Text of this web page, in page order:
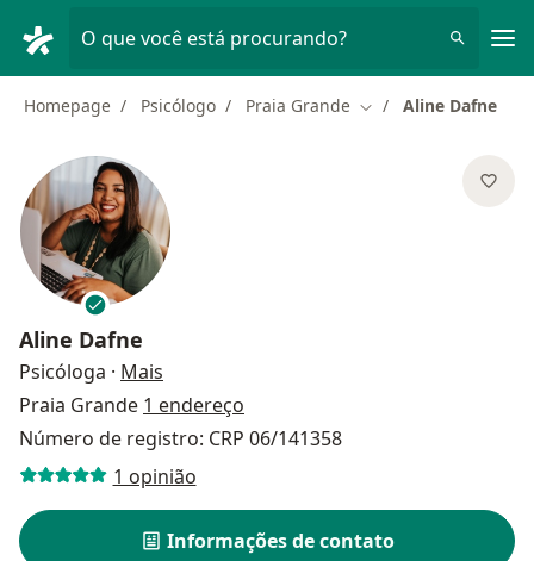
O que você está procurando?
Homepage Psicólogo Praia Grande Mudar de cidade
Aline Dafne
Aline Dafne
Psicóloga · Mais
Praia Grande 1 endereço
Número de registro: CRP 06/141358
1 opinião
Informações de contato